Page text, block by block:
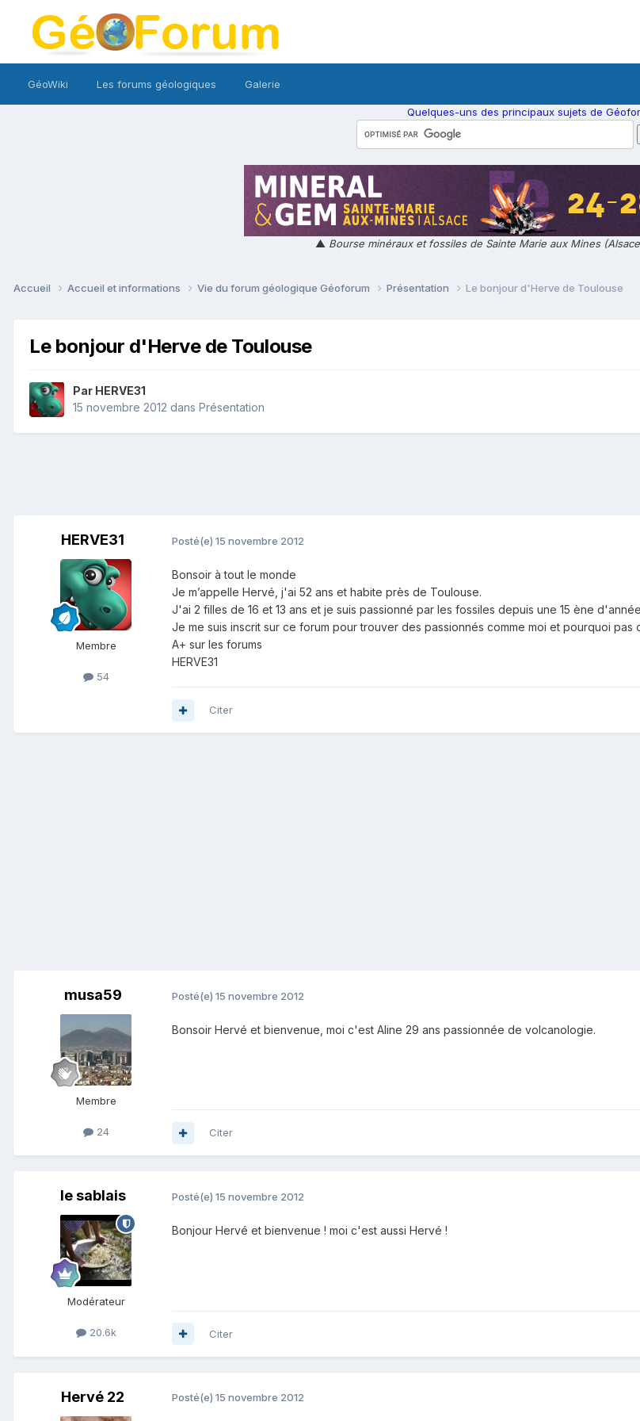
GéoWiki Les forums géologiques Galerie
Quelques-uns des principaux sujets de
▲ Bourse minéraux et fossiles de Sainte Marie aux Mines
Accueil Accueil et informations Vie du forum géologique Géoforum Présentation Le bonjour d'Herve de Toulouse
Le bonjour d'Herve de Toulouse
Par HERVE31
15 novembre 2012 dans Présentation
HERVE31
Membre
54
Posté(e) 15 novembre 2012
Bonsoir à tout le monde
Je m’appelle Hervé, j'ai 52 ans et habite près de Toulouse.
J'ai 2 filles de 16 et 13 ans et je suis passionné par les fossiles depuis une 15 ène
Je me suis inscrit sur ce forum pour trouver des passionnés comme moi et pourquoi
A+ sur les forums
HERVE31
Citer
musa59
Membre
24
Posté(e) 15 novembre 2012
Bonsoir Hervé et bienvenue, moi c'est Aline 29 ans passionnée de volcanologie.
Citer
le sablais
Modérateur
20.6k
Posté(e) 15 novembre 2012
Bonjour Hervé et bienvenue ! moi c'est aussi Hervé !
Citer
Hervé 22 Posté(e) 15 novembre 2012